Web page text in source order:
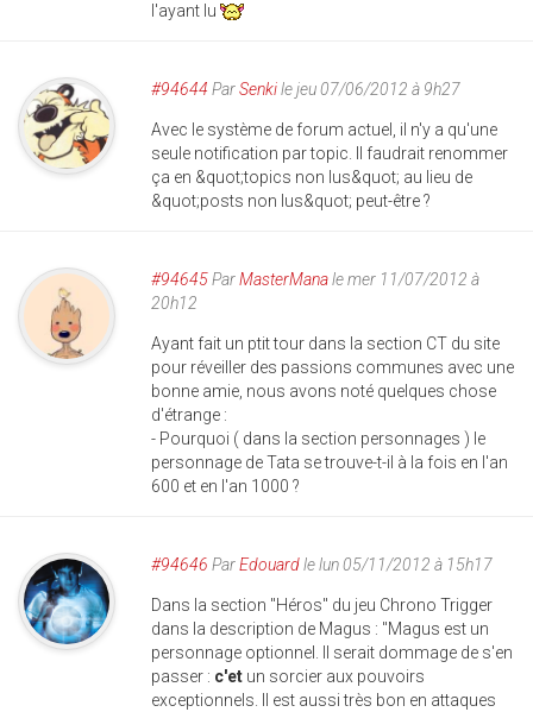
l'ayant lu
#94644 ParSenkile jeu 07/06/2012 à 9h27
Avec le système de forum actuel, il n'y a qu'une
seule notification par topic. Il faudrait renommer
ça en &quot;topics non lus&quot; au lieu de
&quot;posts non lus&quot; peut-être ?
#94645ParMasterManale mer 11/07/2012 à
20h12
Ayant fait un ptit tour dans la section CT du site
pour réveiller des passions communes avec une
bonne amie, nous avons noté quelques chose
d'étrange :
- Pourquoi ( dans la section personnages ) le
personnage de Tata se trouve-t-il à la fois en l'an
600 et en l'an 1000 ?
#94646 ParEdouardle lun 05/11/2012 à 15h17
Dans la section "Héros" du jeu Chrono Trigger
dans la description de Magus : "Magus est un
personnage optionnel. Il serait dommage de s'en
passer : c'et un sorcier aux pouvoirs
exceptionnels. Il est aussi très bon en attaques